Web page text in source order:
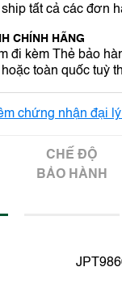
tất cả các đơn
CHÍNH HÃNG
đi kèm Thẻ bảo
toàn quốc tuỳ
chứng nhận đại
CHẾ ĐỘ
BẢO HÀNH